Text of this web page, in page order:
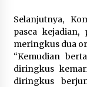
Selanjutnya,
pasca kejadian,
meringkus dua
“Kemudian
diringkus
diringkus